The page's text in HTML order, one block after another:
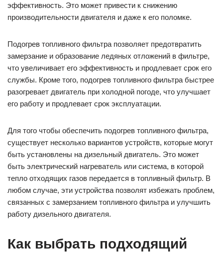
эффективность. Это может привести к снижению
производительности двигателя и даже к его поломке.
Подогрев топливного фильтра позволяет предотвратить
замерзание и образование ледяных отложений в фильтре,
что увеличивает его эффективность и продлевает срок его
службы. Кроме того, подогрев топливного фильтра быстрее
разогревает двигатель при холодной погоде, что улучшает
его работу и продлевает срок эксплуатации.
Для того чтобы обеспечить подогрев топливного фильтра,
существует несколько вариантов устройств, которые могут
быть установлены на дизельный двигатель. Это может
быть электрический нагреватель или система, в которой
тепло отходящих газов передается в топливный фильтр. В
любом случае, эти устройства позволят избежать проблем,
связанных с замерзанием топливного фильтра и улучшить
работу дизельного двигателя.
Как выбрать подходящий